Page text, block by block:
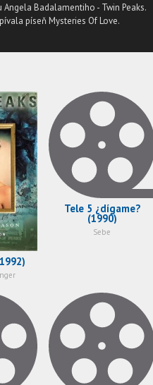
Badalamentiho - Twin Peaks.
píseň Mysteries Of Love.
Tele 5 ¿dígame?
(1990)
Sebe